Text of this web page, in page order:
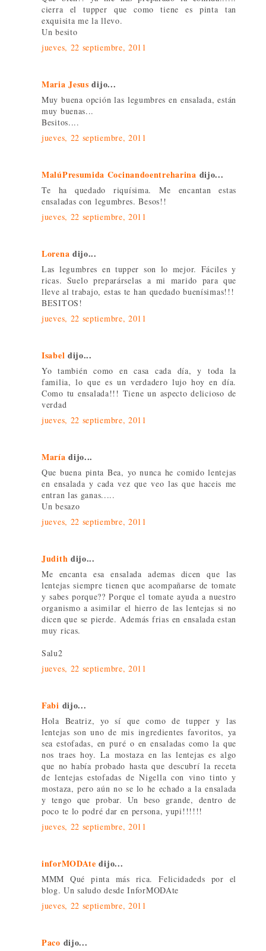
cierra el tupper que como tiene es pinta tan
exquisita me la llevo.
Un besito
jueves, 22 septiembre, 2011
Maria Jesus dijo...
Muy buena opción las legumbres en ensalada, están
muy buenas...
Besitos....
jueves, 22 septiembre, 2011
MalúPresumida Cocinandoentreharina dijo...
Te ha quedado riquísima. Me encantan estas
ensaladas con legumbres. Besos!!
jueves, 22 septiembre, 2011
Lorena dijo...
Las legumbres en tupper son lo mejor. Fáciles y
ricas. Suelo preparárselas a mi marido para que
lleve al trabajo, estas te han quedado buenísimas!!!
BESITOS!
jueves, 22 septiembre, 2011
Isabel dijo...
Yo también como en casa cada día, y toda la
familia, lo que es un verdadero lujo hoy en día.
Como tu ensalada!!! Tiene un aspecto delicioso de
verdad
jueves, 22 septiembre, 2011
María dijo...
Que buena pinta Bea, yo nunca he comido lentejas
en ensalada y cada vez que veo las que haceis me
entran las ganas.....
Un besazo
jueves, 22 septiembre, 2011
Judith dijo...
Me encanta esa ensalada ademas dicen que las
lentejas siempre tienen que acompañarse de tomate
y sabes porque?? Porque el tomate ayuda a nuestro
organismo a asimilar el hierro de las lentejas si no
dicen que se pierde. Además frias en ensalada estan
muy ricas.
Salu2
jueves, 22 septiembre, 2011
Fabi dijo...
Hola Beatriz, yo sí que como de tupper y las
lentejas son uno de mis ingredientes favoritos, ya
sea estofadas, en puré o en ensaladas como la que
nos traes hoy. La mostaza en las lentejas es algo
que no había probado hasta que descubrí la receta
de lentejas estofadas de Nigella con vino tinto y
mostaza, pero aún no se lo he echado a la ensalada
y tengo que probar. Un beso grande, dentro de
poco te lo podré dar en persona, yupi!!!!!!
jueves, 22 septiembre, 2011
inforMODAte dijo...
MMM Qué pinta más rica. Felicidadeds por el
blog. Un saludo desde InforMODAte
jueves, 22 septiembre, 2011
Paco dijo...